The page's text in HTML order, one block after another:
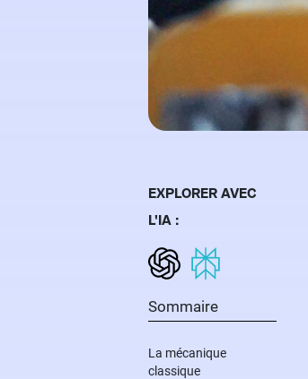
EXPLORER AVEC
L'IA :
Sommaire
La mécanique
classique